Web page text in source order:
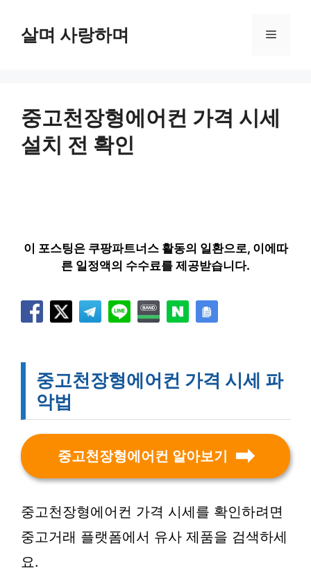
살며 사랑하며 메
중고천장형에어컨 가격 시세
설치 전 확인
이 포스팅은 쿠팡파트너스 활동의 일환으로, 이에따
른 일정액의 수수료를 제공받습니다.
중고천장형에어컨 가격 시세 파
악법
중고천장형에어컨 알아보기
중고천장형에어컨 가격 시세를 확인하려면
중고거래 플랫폼에서 유사 제품을 검색하세
요.